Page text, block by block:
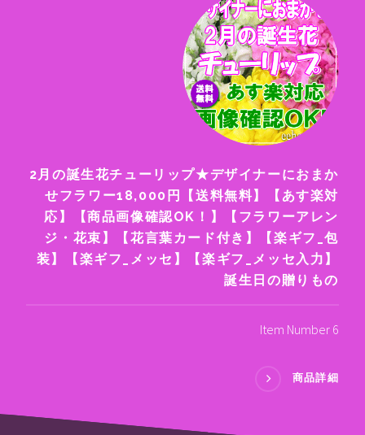
2月の誕生花チューリップ★デザイナーにおまか
せフラワー18,000円【送料無料】【あす楽対
応】【商品画像確認OK！】【フラワーアレン
ジ・花束】【花言葉カード付き】【楽ギフ_包
装】【楽ギフ_メッセ】【楽ギフ_メッセ入力】
誕生日の贈りもの
Item Number 6
商品詳細